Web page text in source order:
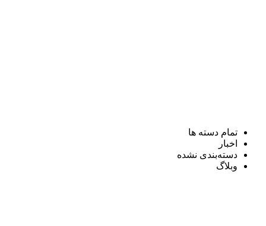
تمام دسته ها
اخبار
دسته‌بندی نشده
وبلاگ